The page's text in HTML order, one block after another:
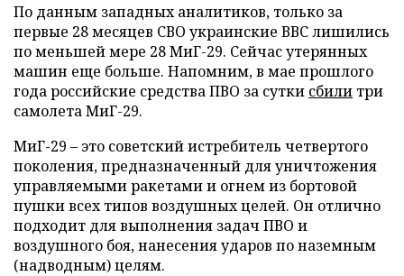
По данным западных аналитиков, только за
первые 28 месяцев СВО украинские ВВС лишились
по меньшей мере 28 МиГ-29. Сейчас утерянных
машин еще больше. Напомним, в мае прошлого
года российские средства ПВО за сутки сбили три
самолета МиГ-29.
МиГ-29 – это советский истребитель четвертого
поколения, предназначенный для уничтожения
управляемыми ракетами и огнем из бортовой
пушки всех типов воздушных целей. Он отлично
подходит для выполнения задач ПВО и
воздушного боя, нанесения ударов по наземным
(надводным) целям.